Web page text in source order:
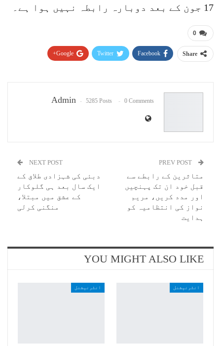
17 جون کے بعد دوبارہ رابطہ نہیں ہوا ہے۔
0
Share
Facebook
Twitter
Google+
Admin 5285 Posts 0 Comments
متاثرین کے رابطے سے
قبل خود ان تک پہنچیں
اور مدد کریں، مریم
نواز کی انتظامیہ کو
ہدایت
NEXT POST
دبئی کی شہزادی طلاق کے
ایک سال بعد ہی گلوکار
کے عشق میں مبتلا،
منگنی کرلی
YOU MIGHT ALSO LIKE
انٹرنیشنل انٹرنیشنل